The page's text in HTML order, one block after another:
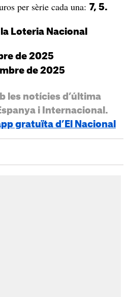
per sèrie cada una: 7, 5.
Loteria Nacional
de 2025
de 2025
les notícies d’última
i Internacional.
gratuïta d’El Nacional